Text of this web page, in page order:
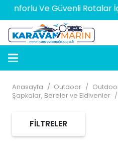
Güvenli Rotalar İçinEn
Anasayfa / Outdoor /
Şapkalar, Bereler ve Eldivenler /
FILTRELER